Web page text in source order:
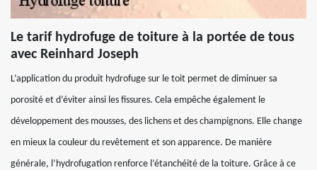
Le tarif hydrofuge de toiture à la portée de tous
avec Reinhard Joseph
L’application du produit hydrofuge sur le toit permet de diminuer sa
porosité et d’éviter ainsi les fissures. Cela empêche également le
développement des mousses, des lichens et des champignons. Elle change
en mieux la couleur du revêtement et son apparence. De manière
générale, l’hydrofugation renforce l’étanchéité de la toiture. Grâce à ce